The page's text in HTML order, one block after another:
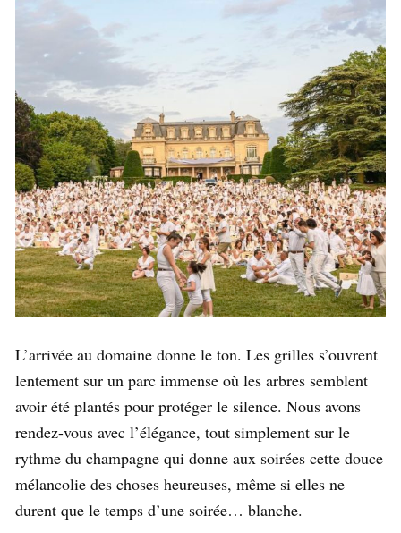
L’arrivée au domaine donne le ton. Les grilles s’ouvrent
lentement sur un parc immense où les arbres semblent
avoir été plantés pour protéger le silence. Nous avons
rendez-vous avec l’élégance, tout simplement sur le
rythme du champagne qui donne aux soirées cette douce
mélancolie des choses heureuses, même si elles ne
durent que le temps d’une soirée… blanche.